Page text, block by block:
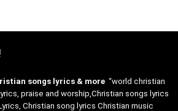
songs lyrics & more “world christian
praise and worship,Christian songs lyrics
Christian song lyrics Christian music